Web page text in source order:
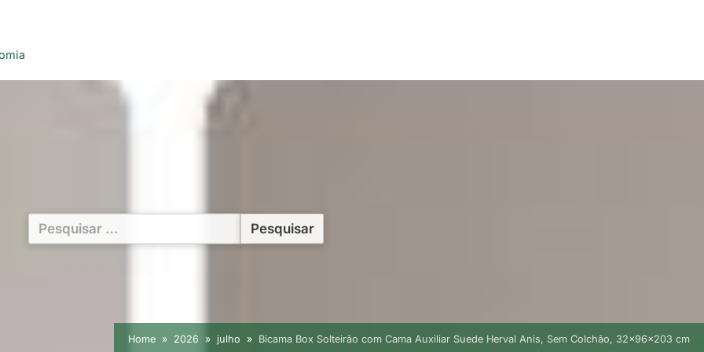
Pesquisar
por:
Home 2026 julho Bicama Box Solteirão com Cama Auxiliar Suede Herval Anis, Sem Colchão, 32x96x203 cm